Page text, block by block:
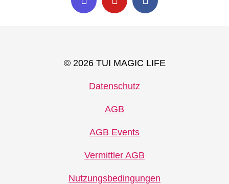
© 2026 TUI MAGIC LIFE
Datenschutz
AGB
AGB Events
Vermittler AGB
Nutzungsbedingungen